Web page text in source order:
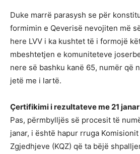
Duke marrë parasysh se për
formimin e Qeverisë nevojiten më
here LVV i ka kushtet të i formojë
mbeshtetjen e komuniteteve
nere së bashku kanë 65, numër që
jetë me i lartë.
Çertifikimi i rezultateve me 21 janar
Pas, përmbylljës së procesit të
janar, i është hapur rruga
Zgjedhjeve (KQZ) që ta bëjë